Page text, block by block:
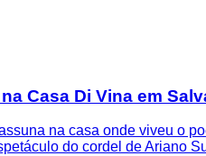
Casa Di Vina em
na casa onde viveu o
do cordel de Ariano